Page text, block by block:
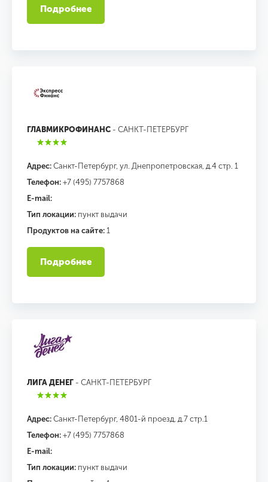
Подробнее
ГЛАВМИКРОФИНАНС - САНКТ-ПЕТЕРБУРГ
Адрес: Санкт-Петербург, ул. Днепропетровская, д.4 стр. 1
Телефон: +7 (495) 7757868
E-mail:
Тип локации: пункт выдачи
Продуктов на сайте: 1
Подробнее
ЛИГА ДЕНЕГ - САНКТ-ПЕТЕРБУРГ
Адрес: Санкт-Петербург, 4801-й проезд, д.7 стр.1
Телефон: +7 (495) 7757868
E-mail:
Тип локации: пункт выдачи